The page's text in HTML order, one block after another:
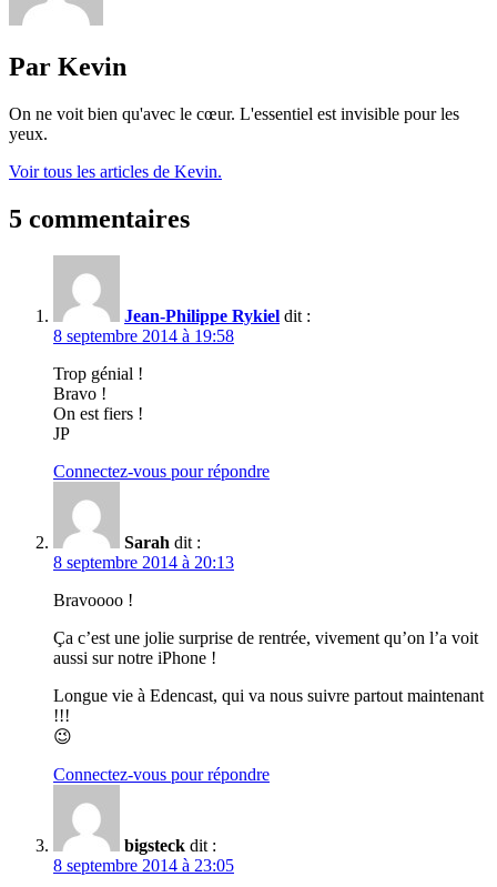
Par Kevin
On ne voit bien qu'avec le cœur. L'essentiel est invisible pour les
yeux.
Voir tous les articles de Kevin.
5 commentaires
Jean-Philippe Rykiel dit :
8 septembre 2014 à 19:58
Trop génial !
Bravo !
On est fiers !
JP
Connectez-vous pour répondre
Sarah dit :
8 septembre 2014 à 20:13
Bravoooo !
Ça c’est une jolie surprise de rentrée, vivement qu’on l’a voit
aussi sur notre iPhone !
Longue vie à Edencast, qui va nous suivre partout maintenant
!!!
😉
Connectez-vous pour répondre
bigsteck dit :
8 septembre 2014 à 23:05